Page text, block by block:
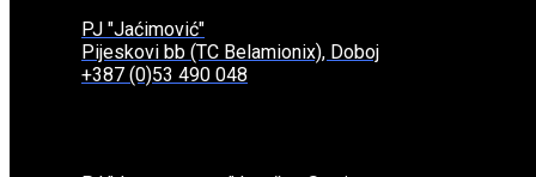
PJ "Jaćimović"
Pijeskovi bb (TC Belamionix), Doboj
+387 (0)53 490 048